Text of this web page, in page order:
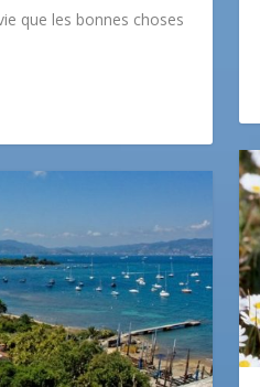
que les bonnes choses